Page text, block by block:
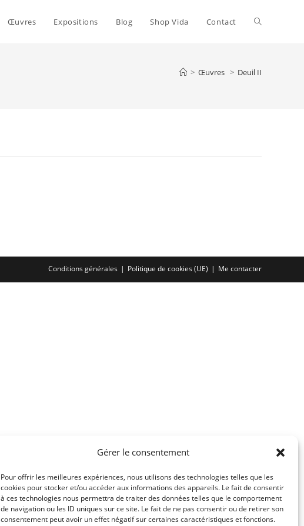
Gérer le consentement
Pour offrir les meilleures expériences, nous utilisons des technologies telles que les
cookies pour stocker et/ou accéder aux informations des appareils. Le fait de consentir
à ces technologies nous permettra de traiter des données telles que le comportement
de navigation ou les ID uniques sur ce site. Le fait de ne pas consentir ou de retirer son
consentement peut avoir un effet négatif sur certaines caractéristiques et fonctions.
Œuvres Expositions Blog Shop Vida Contact Toggle
> Œuvres > Deuil II
Conditions générales Politique de cookies (UE) Me contacter